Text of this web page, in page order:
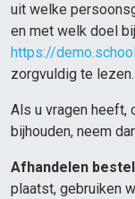
uit welke
en met welk doel
https://
zorgvuldig te lezen.
Als u vragen heeft,
bijhouden, neem
Afhandelen
plaatst, gebruiken